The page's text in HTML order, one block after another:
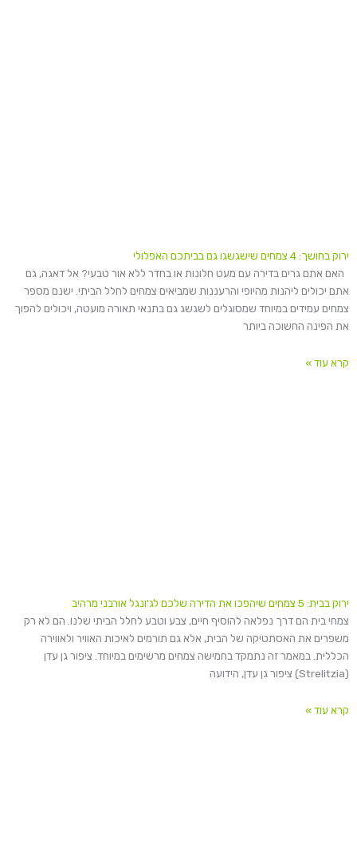
ירוק בחושך: 4 צמחים שישגשגו גם בביתכם האפלולי
האם אתם גרים בדירה עם מעט חלונות או בחדר ללא אור טבעי? אל דאגה, גם
אתם יכולים ליהנות מהיופי והרעננות שמביאים צמחים לחלל הביתי. ישנם מספר
צמחים עמידים במיוחד שמסוגלים לשגשג גם בתנאי תאורה מועטה, ויכולים להפוך
את הפינה החשוכה ביותר
קרא עוד »
ירוק בבית: 5 צמחים שיהפכו את הדירה שלכם לג'ונגל אורבני מרהיב
צמחי בית הם דרך נפלאה להוסיף חיים, צבע וטבע לחלל הביתי שלנו. הם לא רק
משפרים את האסתטיקה של הבית, אלא גם תורמים לאיכות האוויר ולאווירה
הכללית. במאמר זה נתמקד בחמישה צמחים מרשימים במיוחד. ציפור גן עדן
(Strelitzia) ציפור גן עדן, הידועה
קרא עוד »